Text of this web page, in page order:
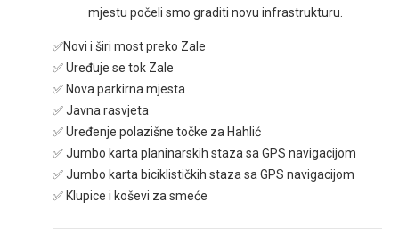
mjestu počeli smo graditi novu infrastrukturu.
✅Novi i širi most preko Zale
✅ Uređuje se tok Zale
✅ Nova parkirna mjesta
✅ Javna rasvjeta
✅ Uređenje polazišne točke za Hahlić
✅ Jumbo karta planinarskih staza sa GPS navigacijom
✅ Jumbo karta biciklističkih staza sa GPS navigacijom
✅ Klupice i koševi za smeće